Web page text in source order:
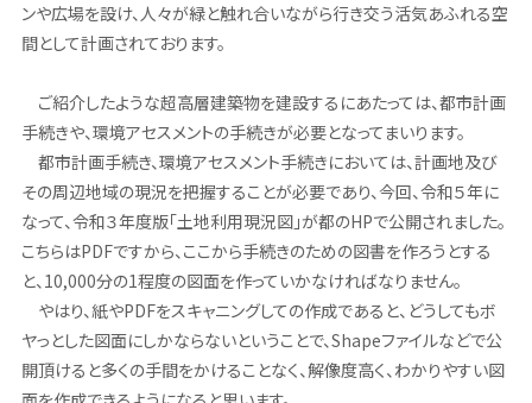
ンや広場を設け、人々が緑と触れ合いながら行き交う活気あふれる空
間として計画されております。
ご紹介したような超高層建築物を建設するにあたっては、都市計画
手続きや、環境アセスメントの手続きが必要となってまいります。
都市計画手続き、環境アセスメント手続きにおいては、計画地及び
その周辺地域の現況を把握することが必要であり、今回、令和５年に
なって、令和３年度版「土地利用現況図」が都のHPで公開されました。
こちらはPDFですから、ここから手続きのための図書を作ろうとする
と、10,000分の1程度の図面を作っていかなければなりません。
やはり、紙やPDFをスキャニングしての作成であると、どうしてもボ
ヤっとした図面にしかならないということで、Shapeファイルなどで公
開頂けると多くの手間をかけることなく、解像度高く、わかりやすい図